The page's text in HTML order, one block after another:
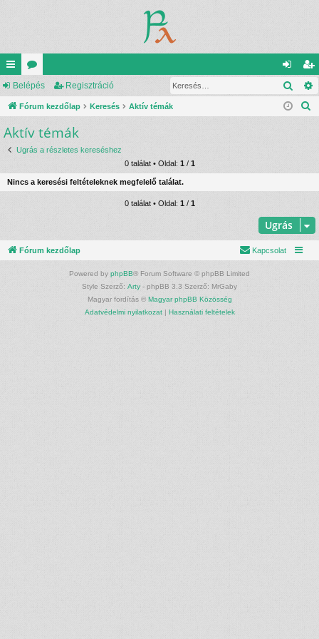
yo
rs
lin
ke
k
ór
u
m
ok
el
ép
eg
is
ió
Belépés Regisztráció
Fórum kezdőlap Keresés Aktív témák
Aktív témák
Ugrás a részletes kereséshez
0 találat • Oldal: 1 / 1
Nincs a keresési feltételeknek megfelelő találat.
0 találat • Oldal: 1 / 1
Ugrás
Fórum kezdőlap Kapcsolat
Powered by phpBB® Forum Software © phpBB Limited
Style Szerző: Arty - phpBB 3.3 Szerző: MrGaby
Magyar fordítás © Magyar phpBB Közösség
Adatvédelmi nyilatkozat| Használati feltételek